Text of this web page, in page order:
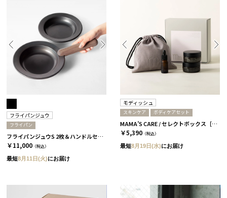
フライパンジュウ
フライパン
フライパンジュウS 2枚＆ハンドルセット
￥11,000 （税込）
最短8月11日(火)にお届け
モディッシュ
スキンケア ボディケアセット
MAMA’S CARE / セレクトボックス［モディッシュ］
￥5,390 （税込）
最短8月19日(水)にお届け